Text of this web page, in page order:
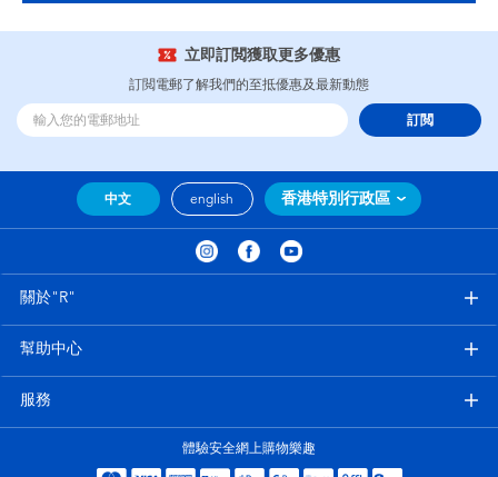
立即訂閲獲取更多優惠
訂閲電郵了解我們的至抵優惠及最新動態
訂閲
中文 english 香港特別行政區
關於"R"
幫助中心
服務
體驗安全網上購物樂趣